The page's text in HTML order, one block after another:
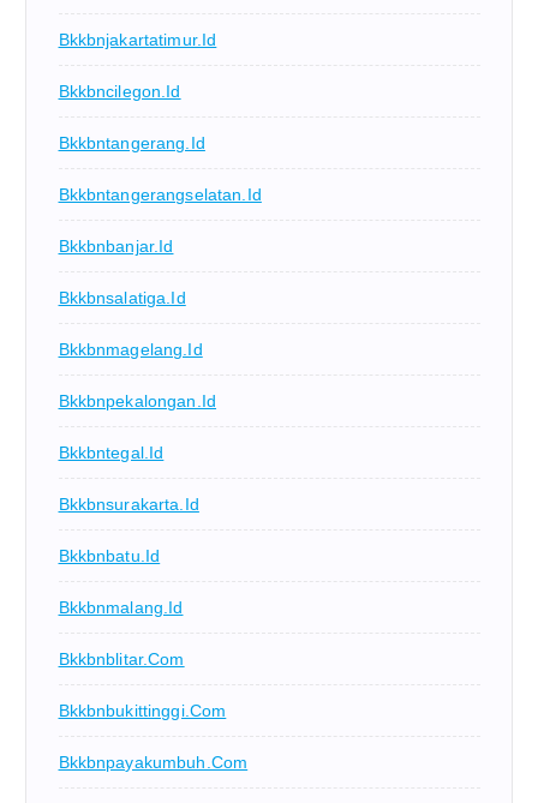
Bkkbnjakartatimur.id
Bkkbncilegon.id
Bkkbntangerang.id
Bkkbntangerangselatan.id
Bkkbnbanjar.id
Bkkbnsalatiga.id
Bkkbnmagelang.id
Bkkbnpekalongan.id
Bkkbntegal.id
Bkkbnsurakarta.id
Bkkbnbatu.id
Bkkbnmalang.id
Bkkbnblitar.com
Bkkbnbukittinggi.com
Bkkbnpayakumbuh.com